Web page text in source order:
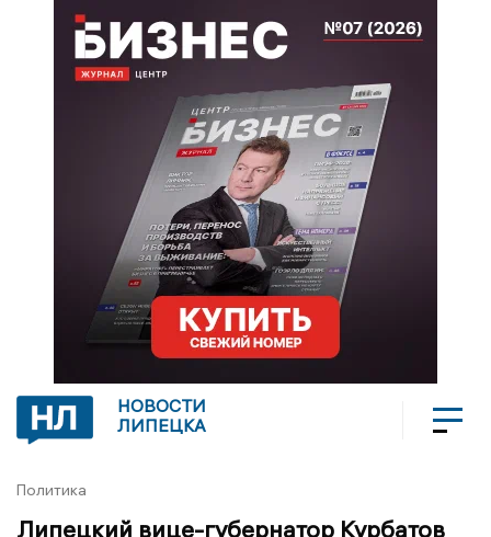
НОВОСТИ
ЛИПЕЦКА
Политика
Липецкий вице-губернатор Курбатов